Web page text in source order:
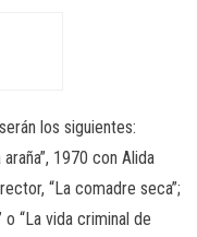
los siguientes:
1970 con Alida
“La comadre seca”;
o “La vida criminal de